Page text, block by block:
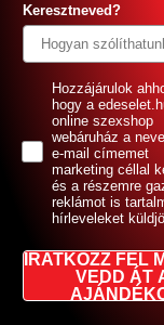
Keresztneved?
GDPRHozzájárulok
hogy a
online szexshop
webáruház a
e-mail címemet
marketing céllal
és a részemre
reklámot is
hírleveleket
IRATKOZZ FEL
VEDD ÁT